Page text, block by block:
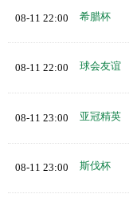
08-11 22:00 希腊杯
08-11 22:00 球会友谊
08-11 23:00 亚冠精英
08-11 23:00 斯伐杯